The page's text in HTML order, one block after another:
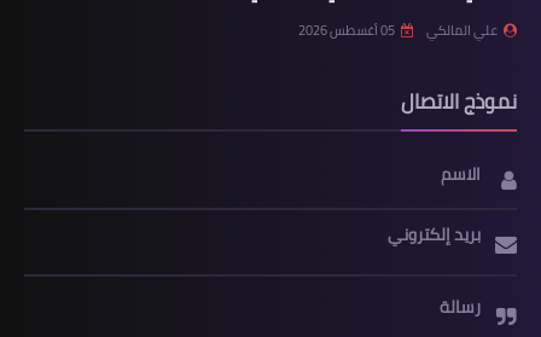
علي المالكي 05 أغسطس 2026
نموذج الاتصال
الاسم
بريد إلكتروني
رسالة